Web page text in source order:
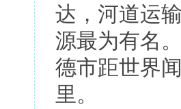
达，河道运
源最为有名
德市距世界
里。